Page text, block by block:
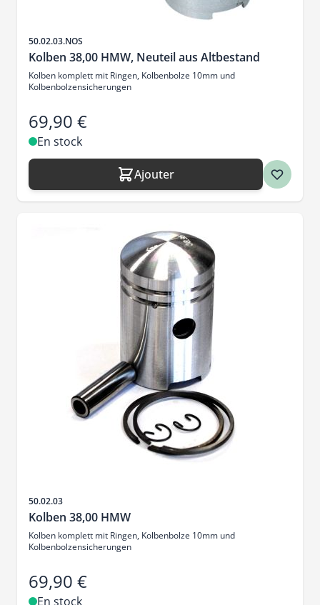
SKU
50.02.03.NOS
Kolben 38,00 HMW, Neuteil aus Altbestand
Kolben komplett mit Ringen, Kolbenbolze 10mm und
Kolbenbolzensicherungen
69,90 €
En stock
Ajouter
SKU
50.02.03
Kolben 38,00 HMW
Kolben komplett mit Ringen, Kolbenbolze 10mm und
Kolbenbolzensicherungen
69,90 €
En stock